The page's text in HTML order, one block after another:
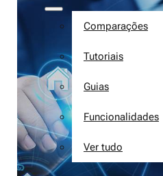
Comparações
Tutoriais
Guias
Funcionalidades
Ver tudo